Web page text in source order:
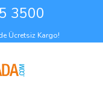
3500
Ücretsiz Kargo!